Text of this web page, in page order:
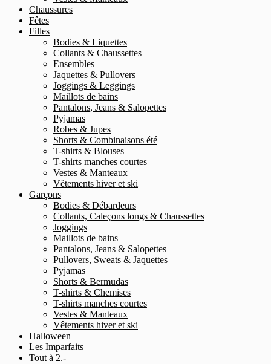
Chaussures
Fêtes
Filles
Bodies & Liquettes
Collants & Chaussettes
Ensembles
Jaquettes & Pullovers
Joggings & Leggings
Maillots de bains
Pantalons, Jeans & Salopettes
Pyjamas
Robes & Jupes
Shorts & Combinaisons été
T-shirts & Blouses
T-shirts manches courtes
Vestes & Manteaux
Vêtements hiver et ski
Garçons
Bodies & Débardeurs
Collants, Caleçons longs & Chaussettes
Joggings
Maillots de bains
Pantalons, Jeans & Salopettes
Pullovers, Sweats & Jaquettes
Pyjamas
Shorts & Bermudas
T-shirts & Chemises
T-shirts manches courtes
Vestes & Manteaux
Vêtements hiver et ski
Halloween
Les Imparfaits
Tout à 2.-